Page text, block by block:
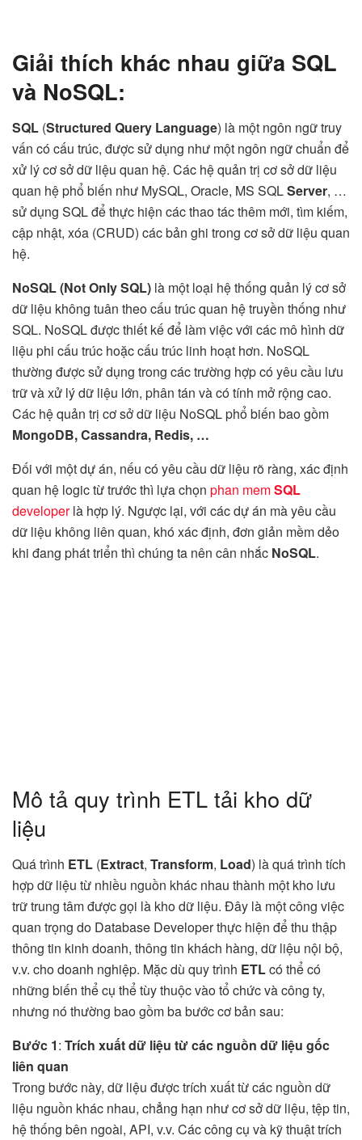
Giải thích khác nhau giữa SQL
và NoSQL:
SQL (Structured Query Language) là một ngôn ngữ truy
vấn có cấu trúc, được sử dụng như một ngôn ngữ chuẩn để
xử lý cơ sở dữ liệu quan hệ. Các hệ quản trị cơ sở dữ liệu
quan hệ phổ biến như MySQL, Oracle, MS SQLServer, …
sử dụng SQL để thực hiện các thao tác thêm mới, tìm kiếm,
cập nhật, xóa (CRUD) các bản ghi trong cơ sở dữ liệu quan
hệ.
NoSQL (Not Only SQL) là một loại hệ thống quản lý cơ sở
dữ liệu không tuân theo cấu trúc quan hệ truyền thống như
SQL. NoSQL được thiết kế để làm việc với các mô hình dữ
liệu phi cấu trúc hoặc cấu trúc linh hoạt hơn. NoSQL
thường được sử dụng trong các trường hợp có yêu cầu lưu
trữ và xử lý dữ liệu lớn, phân tán và có tính mở rộng cao.
Các hệ quản trị cơ sở dữ liệu NoSQL phổ biến bao gồm
MongoDB, Cassandra, Redis, …
Đối với một dự án, nếu có yêu cầu dữ liệu rõ ràng, xác định
quan hệ logic từ trước thì lựa chọn phan memSQL
developerlà hợp lý. Ngược lại, với các dự án mà yêu cầu
dữ liệu không liên quan, khó xác định, đơn giản mềm dẻo
khi đang phát triển thì chúng ta nên cân nhắc NoSQL.
Mô tả quy trình ETL tải kho dữ
liệu
Quá trình ETL (Extract, Transform, Load) là quá trình tích
hợp dữ liệu từ nhiều nguồn khác nhau thành một kho lưu
trữ trung tâm được gọi là kho dữ liệu. Đây là một công việc
quan trọng do Database Developer thực hiện để thu thập
thông tin kinh doanh, thông tin khách hàng, dữ liệu nội bộ,
v.v. cho doanh nghiệp. Mặc dù quy trình ETLcó thể có
những biến thể cụ thể tùy thuộc vào tổ chức và công ty,
nhưng nó thường bao gồm ba bước cơ bản sau:
Bước 1: Trích xuất dữ liệu từ các nguồn dữ liệu gốc
liên quan
Trong bước này, dữ liệu được trích xuất từ các nguồn dữ
liệu nguồn khác nhau, chẳng hạn như cơ sở dữ liệu, tệp tin,
hệ thống bên ngoài, API, v.v. Các công cụ và kỹ thuật trích